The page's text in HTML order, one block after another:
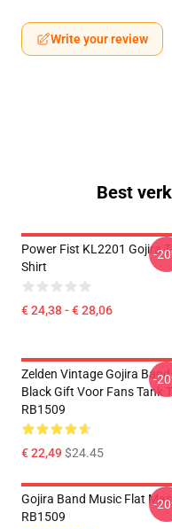
Write your review
Best
Power Fist KL2201 Gojira T-
Shirt
€ 24,38 - € 28,06
-
Zelden Vintage Gojira Band
Black Gift Voor Fans Tank
RB1509
€ 22,49$24.45
-
Gojira Band Music Flat
RB1509
-